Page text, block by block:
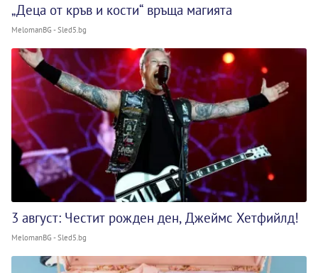
„Деца от кръв и кости“ връща магията
MelomanBG - Sled5.bg
3 август: Честит рожден ден, Джеймс Хетфийлд!
MelomanBG - Sled5.bg